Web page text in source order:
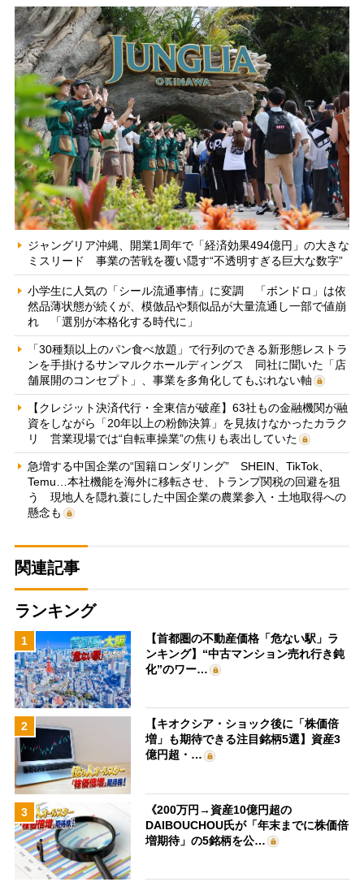
ジャングリア沖縄、開業1周年で「経済効果494億円」の大きな
ミスリード 事業の苦戦を覆い隠す“不透明すぎる巨大な数字”
小学生に人気の「シール流通事情」に変調 「ボンドロ」は依
然品薄状態が続くが、模倣品や類似品が大量流通し一部で値崩
れ 「選別が本格化する時代に」
「30種類以上のパン食べ放題」で行列のできる新形態レストラ
ンを手掛けるサンマルクホールディングス 同社に聞いた「店
舗展開のコンセプト」、事業を多角化してもぶれない軸
【クレジット決済代行・全東信が破産】63社もの金融機関が融
資をしながら「20年以上の粉飾決算」を見抜けなかったカラク
リ 営業現場では“自転車操業”の焦りも表出していた
急増する中国企業の“国籍ロンダリング” SHEIN、TikTok、
Temu…本社機能を海外に移転させ、トランプ関税の回避を狙
う 現地人を隠れ蓑にした中国企業の農業参入・土地取得への
懸念も
関連記事
ランキング
1
【首都圏の不動産価格「危ない駅」ラ
ンキング】“中古マンション売れ行き鈍
化”のワー…
2
【キオクシア・ショック後に「株価倍
増」も期待できる注目銘柄5選】資産3
億円超・…
3
《200万円→資産10億円超の
DAIBOUCHOU氏が「年末までに株価倍
増期待」の5銘柄を公…